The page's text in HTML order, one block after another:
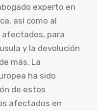
experto en
así como al
afectados, para
y la devolución
más. La
ha sido
de estos
afectados en